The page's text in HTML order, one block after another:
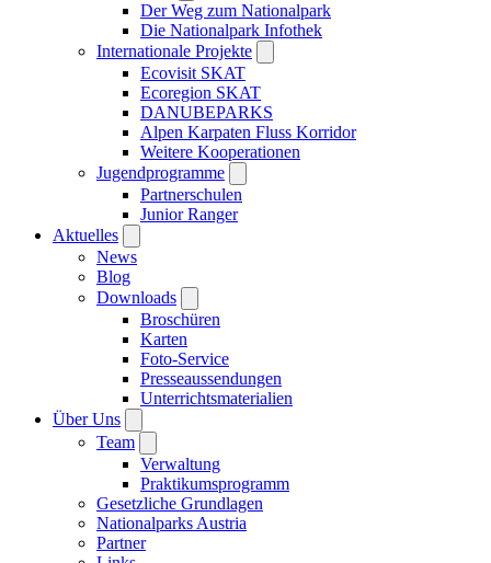
Der Weg zum Nationalpark
Die Nationalpark Infothek
Internationale Projekte
Ecovisit SKAT
Ecoregion SKAT
DANUBEPARKS
Alpen Karpaten Fluss Korridor
Weitere Kooperationen
Jugendprogramme
Partnerschulen
Junior Ranger
Aktuelles
News
Blog
Downloads
Broschüren
Karten
Foto-Service
Presseaussendungen
Unterrichtsmaterialien
Über Uns
Team
Verwaltung
Praktikumsprogramm
Gesetzliche Grundlagen
Nationalparks Austria
Partner